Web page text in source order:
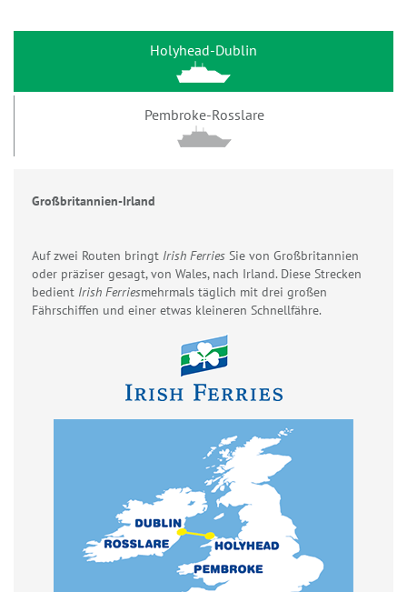
Holyhead-Dublin
Pembroke-Rosslare
Großbritannien-Irland
Auf zwei Routen bringt Irish Ferries Sie von Großbritannien
oder präziser gesagt, von Wales, nach Irland. Diese Strecken
bedient Irish Ferriesmehrmals täglich mit drei großen
Fährschiffen und einer etwas kleineren Schnellfähre.